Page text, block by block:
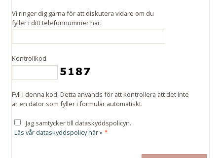
Vi ringer dig gärna för att diskutera vidare om du
fyller i ditt telefonnummer här.
Kontrollkod
Fyll i denna kod. Detta används för att kontrollera att det inte
är en dator som fyller i formulär automatiskt.
Jag samtycker till dataskyddspolicyn.
Läs vår dataskyddspolicy här » *